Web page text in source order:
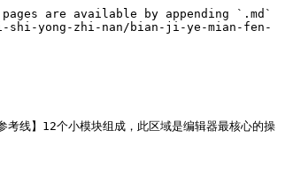
are available by appending `.md`
yong-zhi-nan/bian-ji-ye-mian-fen-
考线】12个小模块组成，此区域是编辑器最核心的操